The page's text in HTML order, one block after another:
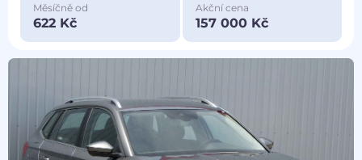
Měsíčně od
622 Kč
Akční cena
157 000 Kč